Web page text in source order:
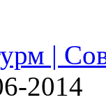
|
2014